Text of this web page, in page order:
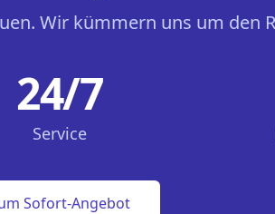
Wir kümmern uns um den
Service
24/7
Sofort-Angebot